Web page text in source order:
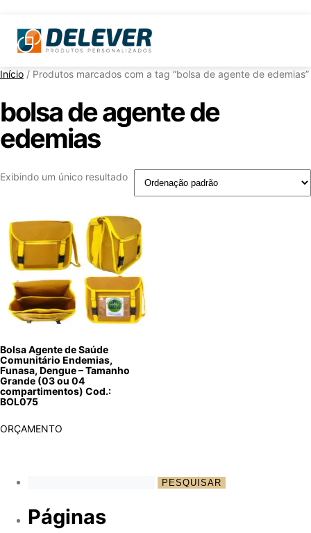
Início / Produtos marcados com a tag “bolsa de agente de edemias”
bolsa de agente de
edemias
Exibindo um único resultado
Bolsa Agente de Saúde
Comunitário Endemias,
Funasa, Dengue – Tamanho
Grande (03 ou 04
compartimentos) Cod.:
BOL075
ORÇAMENTO
Páginas